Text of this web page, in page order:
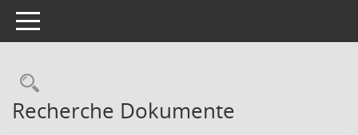
Toggle navigation
Rechercheauswahl
Recherche Dokumente